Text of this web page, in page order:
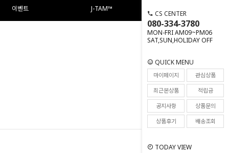
이벤트 J-TAM™
CS CENTER
080-334-3780
MON-FRI AM09~PM06
SAT,SUN,HOLIDAY OFF
QUICK MENU
마이페이지
관심상품
최근본상품
적립금
공지사항
상품문의
상품후기
배송조회
TODAY VIEW